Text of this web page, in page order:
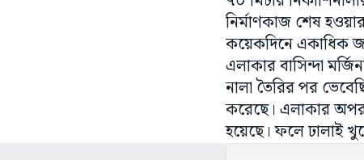
নির্মাণকাজ শেষ
কয়েকদিনে একাধিক
এলাকার বাসিন্দা
নালা তৈরির পর
করেছে। এলাকার অপর
হয়েছে। ফলে ঢালাই